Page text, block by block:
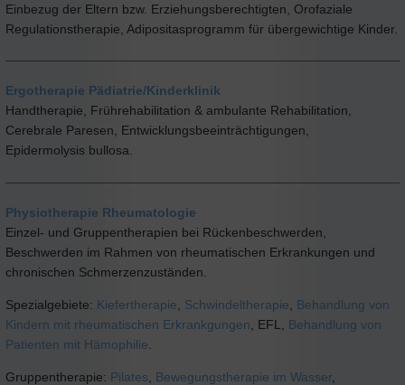
Einbezug der Eltern bzw. Erziehungsberechtigten, Orofaziale
Regulationstherapie, Adipositasprogramm für übergewichtige Kinder.
Ergotherapie Pädiatrie/Kinderklinik
Handtherapie, Frührehabilitation & ambulante Rehabilitation,
Cerebrale Paresen, Entwicklungsbeeinträchtigungen,
Epidermolysis bullosa.
Physiotherapie Rheumatologie
Einzel- und Gruppentherapien bei Rückenbeschwerden,
Beschwerden im Rahmen von rheumatischen Erkrankungen und
chronischen Schmerzenzuständen.
Spezialgebiete: Kiefertherapie Schwindeltherapie
Behandlung von
Kindern mit rheumatischen Erkrankgungen , EFL, Behandlung von
Patienten mit Hämophilie
Gruppentherapie: Pilates Bewegungstherapie im Wasser